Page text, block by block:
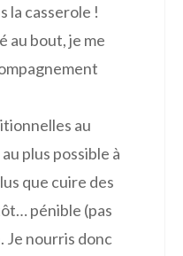
la casserole !
au bout, je me
au
plus possible à
que cuire des
pénible (pas
Je nourris donc